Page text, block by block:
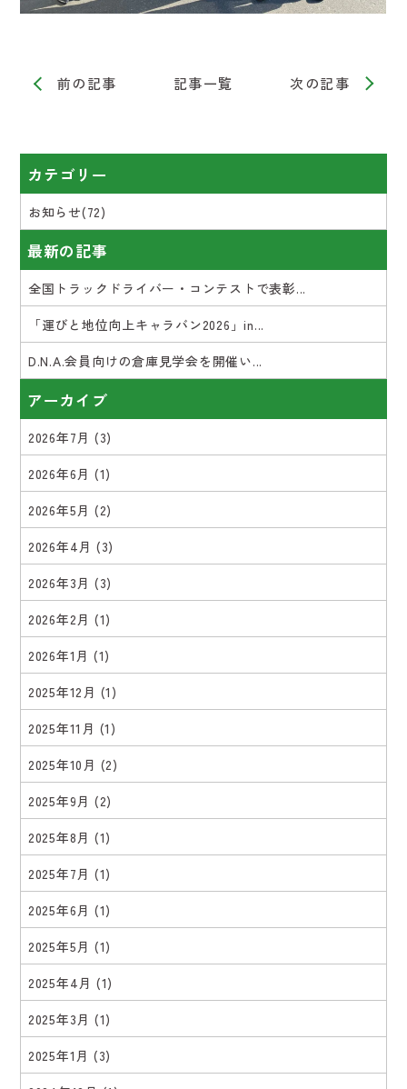
前の記事 記事一覧 次の記事
カテゴリー
お知らせ(72)
最新の記事
全国トラックドライバー・コンテストで表彰...
「運びと地位向上キャラバン2026」in...
D.N.A.会員向けの倉庫見学会を開催い...
アーカイブ
2026年7月 (3)
2026年6月 (1)
2026年5月 (2)
2026年4月 (3)
2026年3月 (3)
2026年2月 (1)
2026年1月 (1)
2025年12月 (1)
2025年11月 (1)
2025年10月 (2)
2025年9月 (2)
2025年8月 (1)
2025年7月 (1)
2025年6月 (1)
2025年5月 (1)
2025年4月 (1)
2025年3月 (1)
2025年1月 (3)